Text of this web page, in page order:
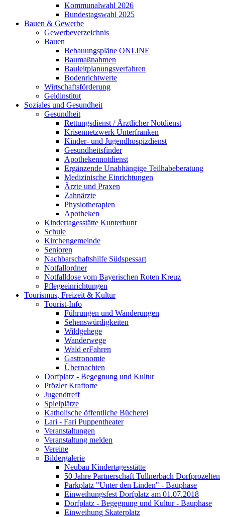
Kommunalwahl 2026
Bundestagswahl 2025
Bauen & Gewerbe
Gewerbeverzeichnis
Bauen
Bebauungspläne ONLINE
Baumaßnahmen
Bauleitplanungsverfahren
Bodenrichtwerte
Wirtschaftsförderung
Geldinstitut
Soziales und Gesundheit
Gesundheit
Rettungsdienst / Ärztlicher Notdienst
Krisennetzwerk Unterfranken
Kinder- und Jugendhospizdienst
Gesundheitsfinder
Apothekennotdienst
Ergänzende Unabhängige Teilhabeberatung
Medizinische Einrichtungen
Ärzte und Praxen
Zahnärzte
Physiotherapien
Apotheken
Kindertagesstätte Kunterbunt
Schule
Kirchengemeinde
Senioren
Nachbarschaftshilfe Südspessart
Notfallordner
Notfalldose vom Bayerischen Roten Kreuz
Pflegeeinrichtungen
Tourismus, Freizeit & Kultur
Tourist-Info
Führungen und Wanderungen
Sehenswürdigkeiten
Wildgehege
Wanderwege
Wald erFahren
Gastronomie
Übernachten
Dorfplatz - Begegnung und Kultur
Prözler Kraftorte
Jugendtreff
Spielplätze
Katholische öffentliche Bücherei
Lari - Fari Puppentheater
Veranstaltungen
Veranstaltung melden
Vereine
Bildergalerie
Neubau Kindertagesstätte
50 Jahre Partnerschaft Tullnerbach Dorfprozelten
Parkplatz "Unter den Linden" - Bauphase
Einweihungsfest Dorfplatz am 01.07.2018
Dorfplatz - Begegnung und Kultur - Bauphase
Einweihung Skaterplatz